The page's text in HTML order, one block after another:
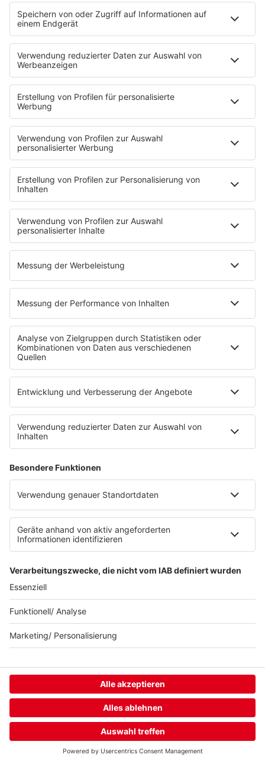
HOME STREAMS MENÜ
Programschedule
KISS NATION
Aktionen
Connect
Team
Musik-Tester werden!
KISS FM APP
Jobline
Streams
Podcasts
Mehr Streams
Service
Datenschutz
Impressum
Werbung buchen
Presse
Teilnahmebedingungen
Kontakt
Partner
Radioplayer
Eisbären
Berliner Rundfunk 91.4
94,3 RS2
KISS FM
© KISS FM